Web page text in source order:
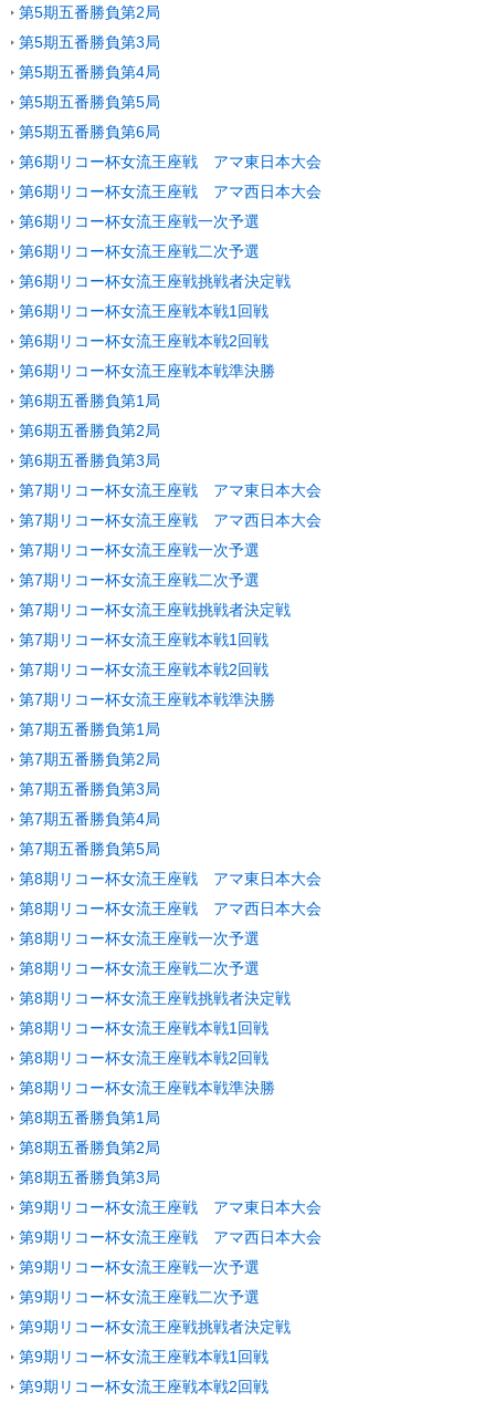
第5期五番勝負第2局
第5期五番勝負第3局
第5期五番勝負第4局
第5期五番勝負第5局
第5期五番勝負第6局
第6期リコー杯女流王座戦 アマ東日本大会
第6期リコー杯女流王座戦 アマ西日本大会
第6期リコー杯女流王座戦一次予選
第6期リコー杯女流王座戦二次予選
第6期リコー杯女流王座戦挑戦者決定戦
第6期リコー杯女流王座戦本戦1回戦
第6期リコー杯女流王座戦本戦2回戦
第6期リコー杯女流王座戦本戦準決勝
第6期五番勝負第1局
第6期五番勝負第2局
第6期五番勝負第3局
第7期リコー杯女流王座戦 アマ東日本大会
第7期リコー杯女流王座戦 アマ西日本大会
第7期リコー杯女流王座戦一次予選
第7期リコー杯女流王座戦二次予選
第7期リコー杯女流王座戦挑戦者決定戦
第7期リコー杯女流王座戦本戦1回戦
第7期リコー杯女流王座戦本戦2回戦
第7期リコー杯女流王座戦本戦準決勝
第7期五番勝負第1局
第7期五番勝負第2局
第7期五番勝負第3局
第7期五番勝負第4局
第7期五番勝負第5局
第8期リコー杯女流王座戦 アマ東日本大会
第8期リコー杯女流王座戦 アマ西日本大会
第8期リコー杯女流王座戦一次予選
第8期リコー杯女流王座戦二次予選
第8期リコー杯女流王座戦挑戦者決定戦
第8期リコー杯女流王座戦本戦1回戦
第8期リコー杯女流王座戦本戦2回戦
第8期リコー杯女流王座戦本戦準決勝
第8期五番勝負第1局
第8期五番勝負第2局
第8期五番勝負第3局
第9期リコー杯女流王座戦 アマ東日本大会
第9期リコー杯女流王座戦 アマ西日本大会
第9期リコー杯女流王座戦一次予選
第9期リコー杯女流王座戦二次予選
第9期リコー杯女流王座戦挑戦者決定戦
第9期リコー杯女流王座戦本戦1回戦
第9期リコー杯女流王座戦本戦2回戦